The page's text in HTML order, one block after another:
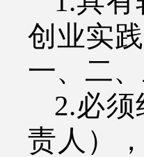
创业实
一、二
2.必
责人）